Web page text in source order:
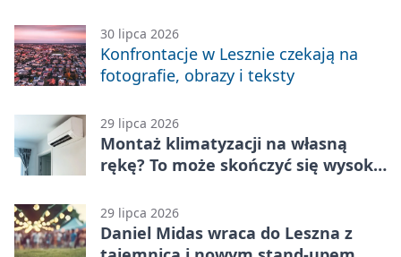
30 lipca 2026
Konfrontacje w Lesznie czekają na
fotografie, obrazy i teksty
29 lipca 2026
Montaż klimatyzacji na własną
rękę? To może skończyć się wysoką
29 lipca 2026
Daniel Midas wraca do Leszna z